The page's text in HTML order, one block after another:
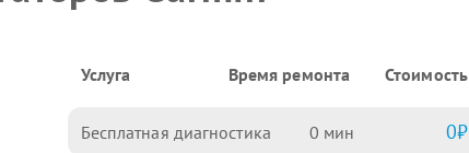
Услуга Время ремонта Стоимость
Бесплатная диагностика 0 0